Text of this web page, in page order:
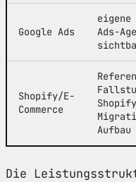
Google Ads
eigene
Ads-
Shopify/E-
Commerce
Aufbau
Die